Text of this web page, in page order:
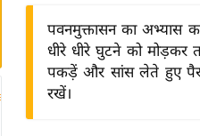
पवनमुक्तासन का अभ्यास
धीरे धीरे घुटने को मोड़कर
पकड़ें और सांस लेते हुए
रखें।